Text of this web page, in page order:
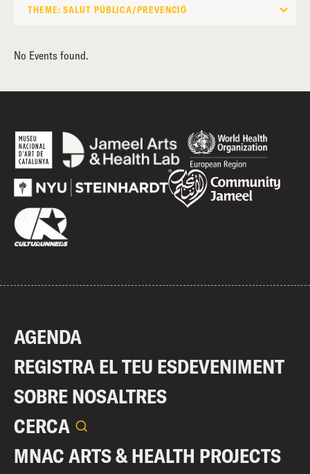
THEME: SALUT PÚBLICA/PREVENCIÓ
No Events found.
AGENDA
REGISTRA EL TEU ESDEVENIMENT
SOBRE NOSALTRES
CERCA
MNAC ARTS & HEALTH PROJECTS